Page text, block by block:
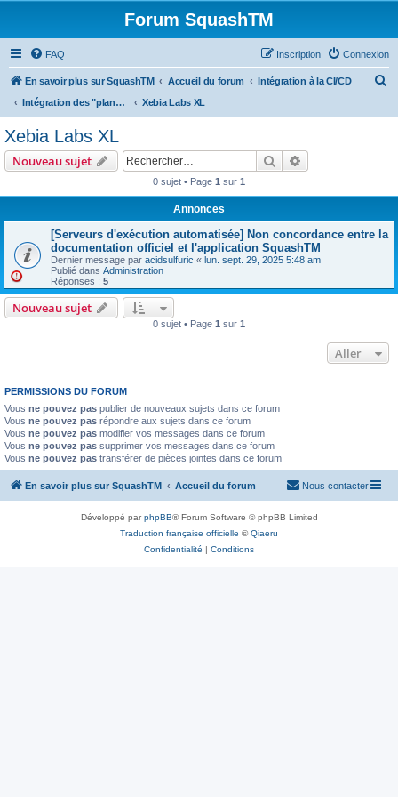
Forum SquashTM
FAQ Connexion
Inscription
En savoir plus sur SquashTM Accueil du forum
Intégration à la CI/CD
Intégration des "plans d'exécution as code" / Integration of execution plans "as code"
Xebia Labs XL
Xebia Labs XL
Nouveau sujet Rechercher
0 sujet • Page 1 sur 1
Annonces
[Serveurs d'exécution automatisée] Non concordance entre la
documentation officiel et l'application SquashTM
Dernier message par acidsulfuric « lun. sept. 29, 2025 5:48 am
Publié dans Administration
Réponses : 5
Nouveau sujet
0 sujet • Page 1 sur 1
Aller
PERMISSIONS DU FORUM
Vous ne pouvez pas publier de nouveaux sujets dans ce forum
Vous ne pouvez pas répondre aux sujets dans ce forum
Vous ne pouvez pas modifier vos messages dans ce forum
Vous ne pouvez pas supprimer vos messages dans ce forum
Vous ne pouvez pas transférer de pièces jointes dans ce forum
En savoir plus sur SquashTM Accueil du forum Nous contacter
Développé parphpBB® Forum Software © phpBB Limited
Traduction française officielle ©Qiaeru
Confidentialité | Conditions